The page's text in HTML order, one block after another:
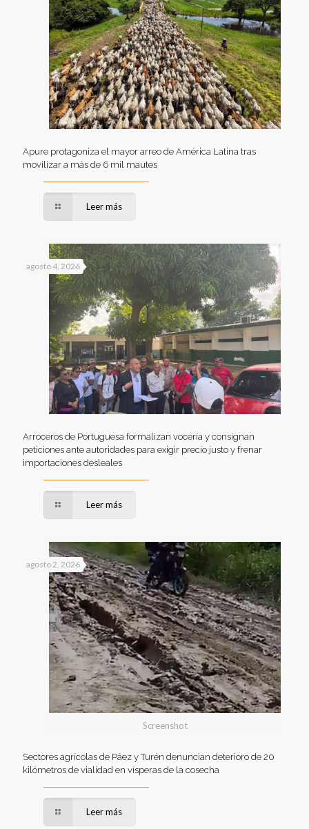
Apure protagoniza el mayor arreo de América Latina tras
movilizar a más de 6 mil mautes
Leer más
agosto 4, 2026
Arroceros de Portuguesa formalizan vocería y consignan
peticiones ante autoridades para exigir precio justo y frenar
importaciones desleales
Leer más
Screenshot
agosto 2, 2026
Sectores agrícolas de Páez y Turén denuncian deterioro de 20
kilómetros de vialidad en vísperas de la cosecha
Leer más